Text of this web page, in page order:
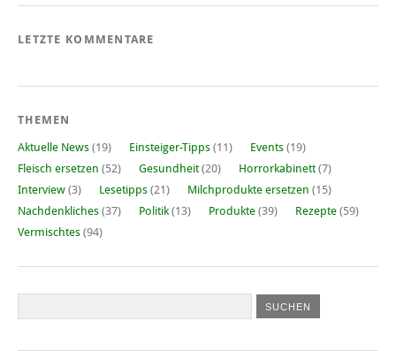
LETZTE KOMMENTARE
THEMEN
Aktuelle News (19) Einsteiger-Tipps (11) Events (19)
Fleisch ersetzen (52) Gesundheit(20) Horrorkabinett(7)
Interview (3) Lesetipps (21) Milchprodukte ersetzen (15)
Nachdenkliches (37) Politik(13) Produkte (39) Rezepte (59)
Vermischtes (94)